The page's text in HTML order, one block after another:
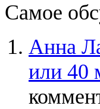
Самое
Анна
или 40